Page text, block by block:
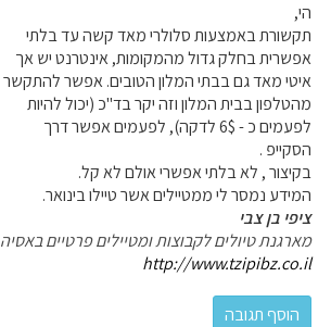
הי,
תקשורת באמצעות סלולרי מאד קשה עד בלתי
אפשרית בחלק גדול מהמקומות, אינטרנט יש אך
איטי מאד גם בבתי המלון הטובים. אפשר להתקשר
מהטלפון בבית המלון וזה יקר בד"כ (יכול להיות
לפעמים כ - 6$ לדקה), לפעמים אפשר דרך
הסקייפ .
בקיצור , לא בלתי אפשרי אולם לא קל.
המידע נמסר לי ממטיילים אשר טיילו בינואר.
ציפי בן צבי
מארגנת טיולים לקבוצות ומטיילים פרטיים באסיה
http://www.tzipibz.co.il